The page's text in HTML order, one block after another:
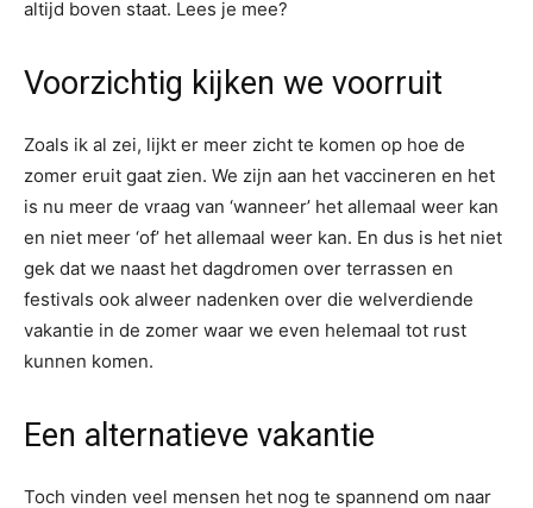
altijd boven staat. Lees je mee?
Voorzichtig kijken we voorruit
Zoals ik al zei, lijkt er meer zicht te komen op hoe de
zomer eruit gaat zien. We zijn aan het vaccineren en het
is nu meer de vraag van ‘wanneer’ het allemaal weer kan
en niet meer ‘of’ het allemaal weer kan. En dus is het niet
gek dat we naast het dagdromen over terrassen en
festivals ook alweer nadenken over die welverdiende
vakantie in de zomer waar we even helemaal tot rust
kunnen komen.
Een alternatieve vakantie
Toch vinden veel mensen het nog te spannend om naar